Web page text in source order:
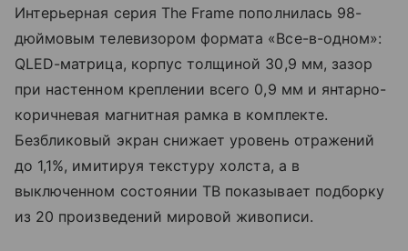
Интерьерная серия The Frame пополнилась 98-
дюймовым телевизором формата «Все-в-одном»:
QLED-матрица, корпус толщиной 30,9 мм, зазор
при настенном креплении всего 0,9 мм и янтарно-
коричневая магнитная рамка в комплекте.
Безбликовый экран снижает уровень отражений
до 1,1%, имитируя текстуру холста, а в
выключенном состоянии ТВ показывает подборку
из 20 произведений мировой живописи.